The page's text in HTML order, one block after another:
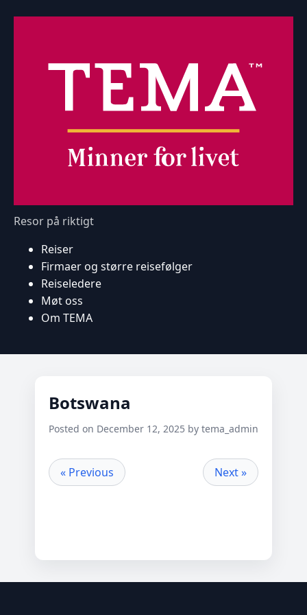
Resor på riktigt
Reiser
Firmaer og større reisefølger
Reiseledere
Møt oss
Om TEMA
Botswana
Posted on December 12, 2025 by tema_admin
« Previous Next »